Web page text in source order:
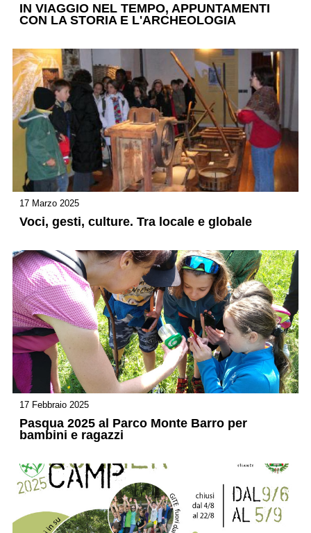
IN VIAGGIO NEL TEMPO, APPUNTAMENTI
CON LA STORIA E L'ARCHEOLOGIA
17 Marzo 2025
Voci, gesti, culture. Tra locale e globale
17 Febbraio 2025
Pasqua 2025 al Parco Monte Barro per
bambini e ragazzi